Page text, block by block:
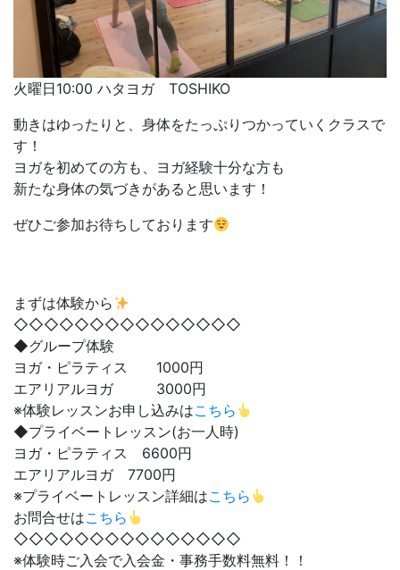
火曜日10:00 ハタヨガ TOSHIKO
動きはゆったりと、身体をたっぷりつかっていくクラスで
す！
ヨガを初めての方も、ヨガ経験十分な方も
新たな身体の気づきがあると思います！
ぜひご参加お待ちしております
まずは体験から
◇◇◇◇◇◇◇◇◇◇◇◇◇◇◇
◆グループ体験
ヨガ・ピラティス 1000円
エアリアルヨガ 3000円
※体験レッスンお申し込みはこちら
◆プライベートレッスン(お一人時)
ヨガ・ピラティス 6600円
エアリアルヨガ 7700円
※プライベートレッスン詳細はこちら
お問合せはこちら
◇◇◇◇◇◇◇◇◇◇◇◇◇◇◇
※体験時ご入会で入会金・事務手数料無料！！